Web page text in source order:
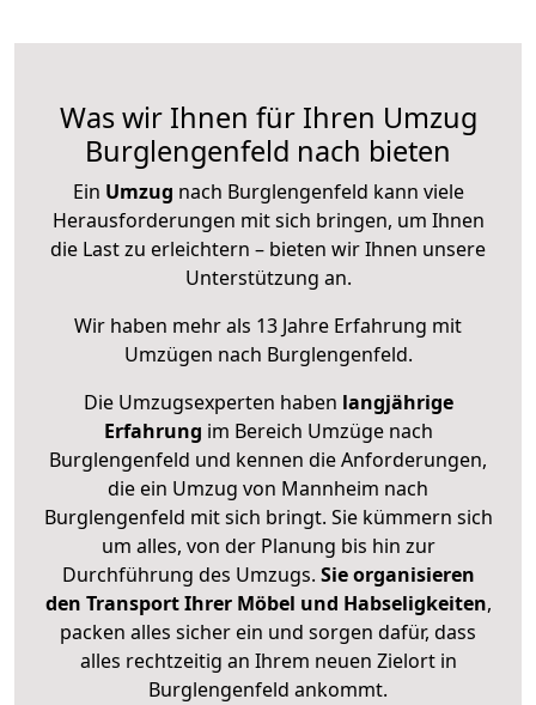
Was wir Ihnen für Ihren Umzug
Burglengenfeld nach bieten
Ein Umzug nach Burglengenfeld kann viele
Herausforderungen mit sich bringen, um Ihnen
die Last zu erleichtern – bieten wir Ihnen unsere
Unterstützung an.
Wir haben mehr als 13 Jahre Erfahrung mit
Umzügen nach Burglengenfeld.
Die Umzugsexperten haben langjährige
Erfahrung im Bereich Umzüge nach
Burglengenfeld und kennen die Anforderungen,
die ein Umzug von Mannheim nach
Burglengenfeld mit sich bringt. Sie kümmern sich
um alles, von der Planung bis hin zur
Durchführung des Umzugs. Sie organisieren
den Transport Ihrer Möbel und Habseligkeiten,
packen alles sicher ein und sorgen dafür, dass
alles rechtzeitig an Ihrem neuen Zielort in
Burglengenfeld ankommt.